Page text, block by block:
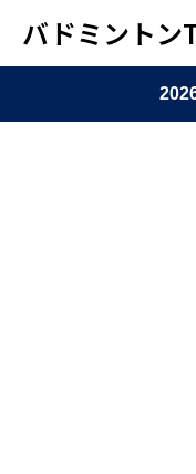
バドミントン